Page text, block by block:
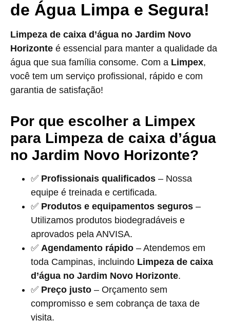
de Água Limpa e Segura!
Limpeza de caixa d’água no Jardim Novo
Horizonte é essencial para manter a qualidade da
água que sua família consome. Com a Limpex,
você tem um serviço profissional, rápido e com
garantia de satisfação!
Por que escolher a Limpex
para Limpeza de caixa d’água
no Jardim Novo Horizonte?
✅ Profissionais qualificados – Nossa
equipe é treinada e certificada.
✅ Produtos e equipamentos seguros –
Utilizamos produtos biodegradáveis e
aprovados pela ANVISA.
✅ Agendamento rápido – Atendemos em
toda Campinas, incluindo Limpeza de caixa
d’água no Jardim Novo Horizonte.
✅ Preço justo – Orçamento sem
compromisso e sem cobrança de taxa de
visita.